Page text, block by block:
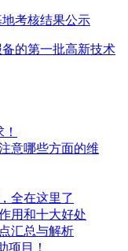
考核结果公示
的第一批高新技术
意哪些方面的维
全在这里了
用和十大好处
汇总与解析
项目！